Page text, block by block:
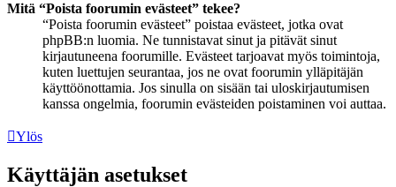
Mitä “Poista foorumin evästeet” tekee?
“Poista foorumin evästeet” poistaa evästeet, jotka ovat
phpBB:n luomia. Ne tunnistavat sinut ja pitävät sinut
kirjautuneena foorumille. Evästeet tarjoavat myös toimintoja,
kuten luettujen seurantaa, jos ne ovat foorumin ylläpitäjän
käyttöönottamia. Jos sinulla on sisään tai uloskirjautumisen
kanssa ongelmia, foorumin evästeiden poistaminen voi auttaa.
Ylös
Käyttäjän asetukset